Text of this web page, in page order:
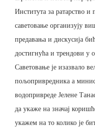
Института за ратарство и
саветовање организују
предавања и дискусија
достигнућа и трендови у
Саветовање је изазвало
пољопривредника а
водопривреде Јелене
да укаже на значај
укажем на то колико је